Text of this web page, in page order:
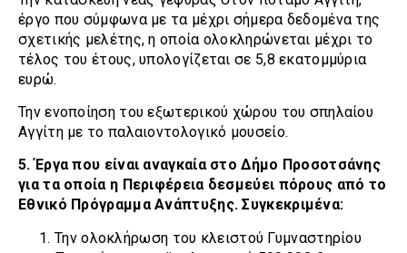
έργο που σύμφωνα με τα μέχρι σήμερα δεδομένα της
σχετικής μελέτης, η οποία ολοκληρώνεται μέχρι το
τέλος του έτους, υπολογίζεται σε 5,8 εκατομμύρια
ευρώ.
Την ενοποίηση του εξωτερικού χώρου του σπηλαίου
Αγγίτη με το παλαιοντολογικό μουσείο.
5. Έργα που είναι αναγκαία στο Δήμο Προσοτσάνης
για τα οποία η Περιφέρεια δεσμεύει πόρους από το
Εθνικό Πρόγραμμα Ανάπτυξης. Συγκεκριμένα:
Την ολοκλήρωση του κλειστού Γυμναστηρίου